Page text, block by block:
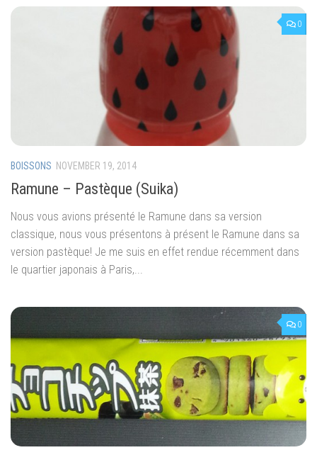
0
BOISSONS NOVEMBER 19, 2014
Ramune – Pastèque (Suika)
Nous vous avions présenté le Ramune dans sa version
classique, nous vous présentons à présent le Ramune dans sa
version pastèque! Je me suis en effet rendue récemment dans
le quartier japonais à Paris,...
0